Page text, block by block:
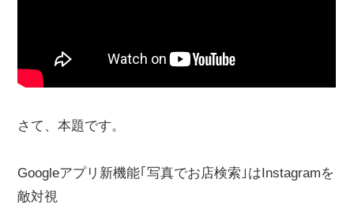
さて、本題です。
Googleアプリ新機能｢写真でお店検索｣はInstagramを
敵対視